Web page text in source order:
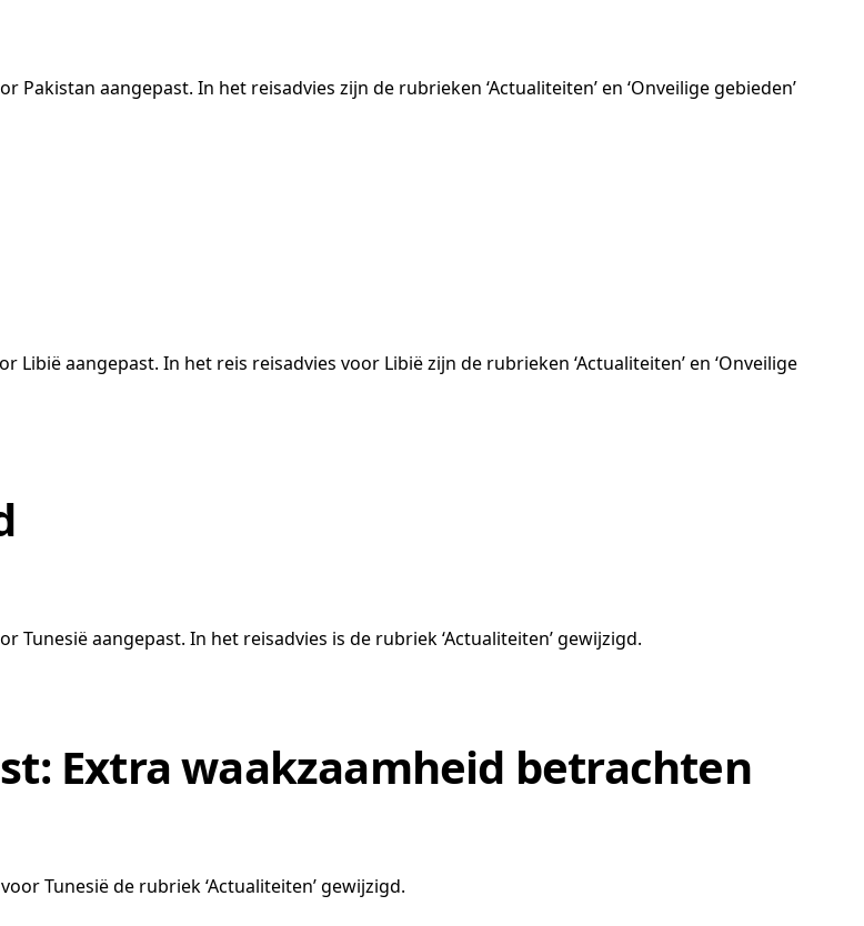
aangepast. In het reisadvies zijn de rubrieken ‘Actualiteiten’ en ‘Onveilige gebieden’
aangepast. In het reis reisadvies voor Libië zijn de rubrieken ‘Actualiteiten’ en ‘Onveilige
aangepast. In het reisadvies is de rubriek ‘Actualiteiten’ gewijzigd.
Extra waakzaamheid betrachten
Tunesië de rubriek ‘Actualiteiten’ gewijzigd.